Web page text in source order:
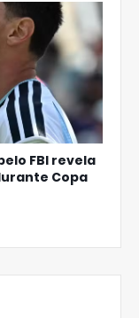
FBI revela
Copa